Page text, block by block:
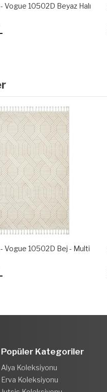
- Vogue 10502D Bej - Multi
Vogue 10502D Beyaz Halı
Popüler Kategoriler
Alya Koleksiyonu
Erva Koleksiyonu